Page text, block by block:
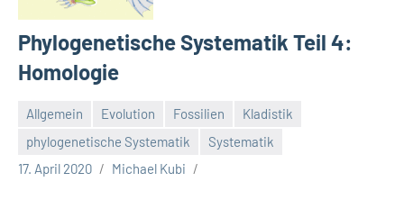
Phylogenetische Systematik Teil 4:
Homologie
Allgemein Evolution Fossilien
Kladistik
phylogenetische Systematik
Systematik
17. April 2020
Michael Kubi